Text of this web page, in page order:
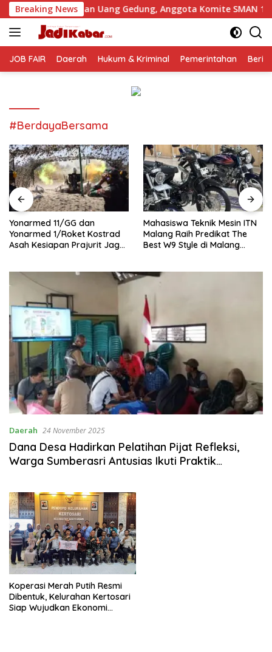
Langsung
ke
konten
Breaking News
Uang Gedung, Anggota Komite SMAN 1 Tumpang ,Ketua
JOB FAIR Daerah Hukum & Kriminal Pemerintahan
#BerdayaBersama
Yonarmed 11/GG dan
Yonarmed 1/Roket Kostrad
Asah Kesiapan Prajurit Jaga
Mahasiswa Teknik Mesin ITN
Malang Raih Predikat The
Best W9 Style di Malang
Daerah 24 November 2025
Dana Desa Hadirkan Pelatihan Pijat Refleksi,
Warga Sumberasri Antusias Ikuti Praktik
Koperasi Merah Putih Resmi
Dibentuk, Kelurahan Kertosari
Siap Wujudkan Ekonomi